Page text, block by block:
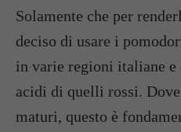
Solamente che per
deciso di usare i
in varie regioni italiane e
acidi di quelli rossi.
maturi, questo è